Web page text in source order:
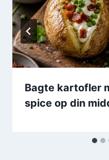
Bagte kartofler
spice op din